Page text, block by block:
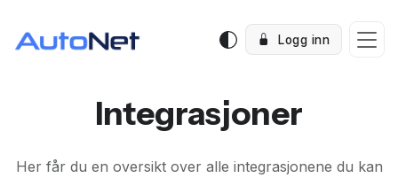
Logg inn
Integrasjoner
Her får du en oversikt over alle integrasjonene du kan